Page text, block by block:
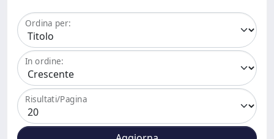
Ordina per:
In ordine:
Risultati/Pagina